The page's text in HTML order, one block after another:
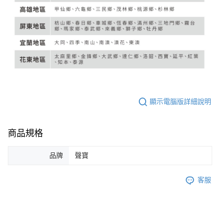
顯示電腦版詳細說明
商品規格
品牌 聲寶
客服